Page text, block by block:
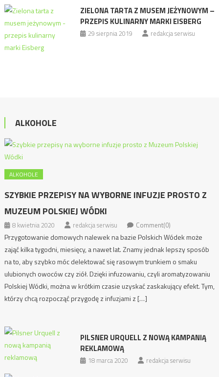
ZIELONA TARTA Z MUSEM JEŻYNOWYM –
PRZEPIS KULINARNY MARKI EISBERG
29 sierpnia 2019 redakcja serwisu
ALKOHOLE
ALKOHOLE
SZYBKIE PRZEPISY NA WYBORNE INFUZJE PROSTO Z
MUZEUM POLSKIEJ WÓDKI
8 kwietnia 2020 redakcja serwisu Comment(0)
Przygotowanie domowych nalewek na bazie Polskich Wódek może
zająć kilka tygodni, miesięcy, a nawet lat. Znamy jednak lepszy sposób
na to, aby szybko móc delektować się rasowym trunkiem o smaku
ulubionych owoców czy ziół. Dzięki infuzowaniu, czyli aromatyzowaniu
Polskiej Wódki, można w krótkim czasie uzyskać zaskakujący efekt. Tym,
którzy chcą rozpocząć przygodę z infuzjami z […]
PILSNER URQUELL Z NOWĄ KAMPANIĄ
REKLAMOWĄ
18 marca 2020 redakcja serwisu